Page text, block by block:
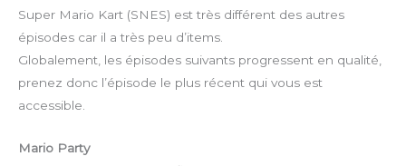
Super Mario Kart (SNES) est très différent des autres
épisodes car il a très peu d’items.
Globalement, les épisodes suivants progressent en qualité,
prenez donc l’épisode le plus récent qui vous est
accessible.
Mario Party